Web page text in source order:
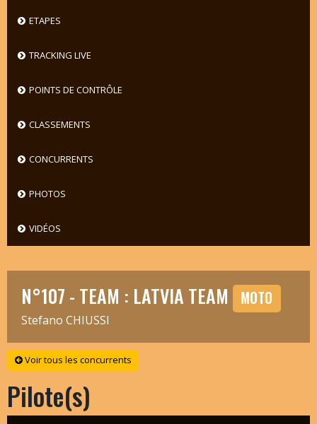
ETAPES
TRACKING LIVE
POINTS DE CONTRÔLE
CLASSEMENTS
CONCURRENTS
PHOTOS
VIDÉOS
N°107 - TEAM : LATVIA TEAM MOTO
Stefano CHIUSSI
Voir tous les concurrents
Pilote(s)